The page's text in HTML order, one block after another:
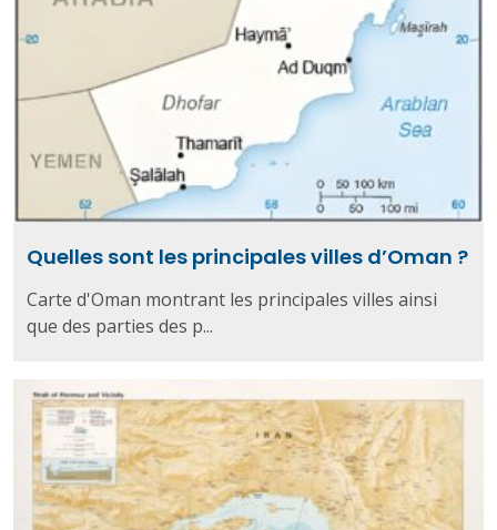
Quelles sont les principales villes d’Oman ?
Carte d'Oman montrant les principales villes ainsi
que des parties des p...